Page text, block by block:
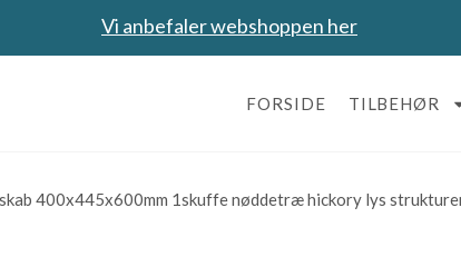
Vi anbefaler webshoppen her
FORSIDE TILBEHØR
400x445x600mm 1skuffe nøddetræ hickory lys